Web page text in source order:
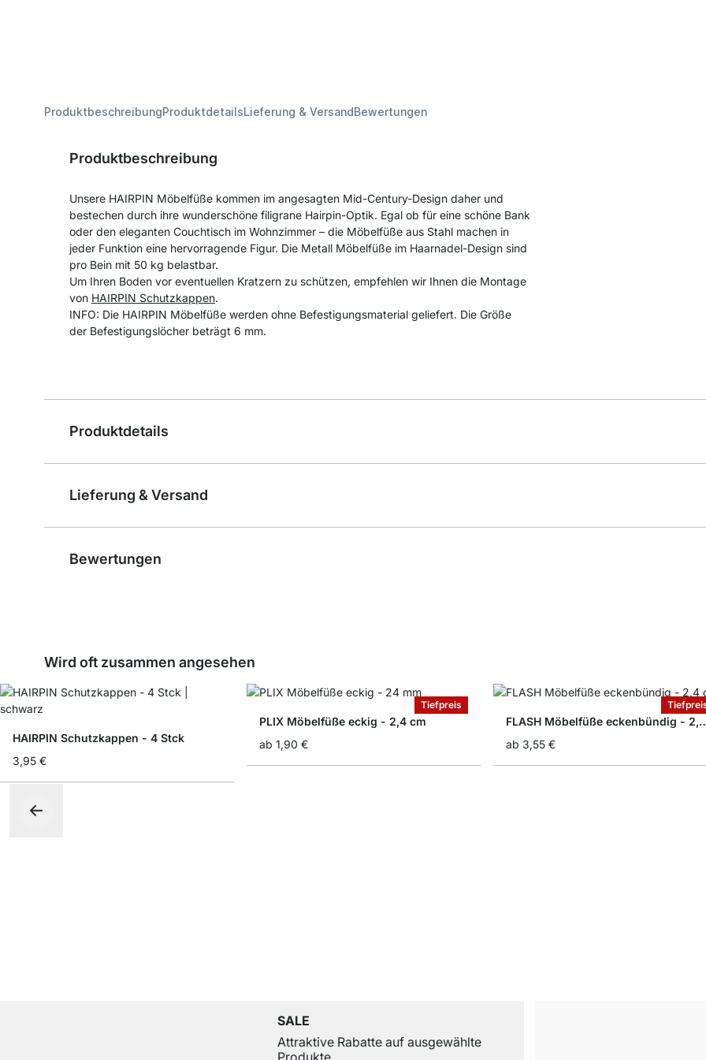
ProduktbeschreibungProduktdetailsLieferung & VersandBewertungen
Produktbeschreibung
Unsere HAIRPIN Möbelfüße kommen im angesagten Mid-Century-Design daher und
bestechen durch ihre wunderschöne filigrane Hairpin-Optik. Egal ob für eine schöne Bank
oder den eleganten Couchtisch im Wohnzimmer – die Möbelfüße aus Stahl machen in
jeder Funktion eine hervorragende Figur. Die Metall Möbelfüße im Haarnadel-Design sind
pro Bein mit 50 kg belastbar.
Um Ihren Boden vor eventuellen Kratzern zu schützen, empfehlen wir Ihnen die Montage
von HAIRPIN Schutzkappen.
INFO: Die HAIRPIN Möbelfüße werden ohne Befestigungsmaterial geliefert. Die Größe
der Befestigungslöcher beträgt 6 mm.
Produktdetails
Lieferung & Versand
Bewertungen
Wird oft zusammen angesehen
HAIRPIN Schutzkappen - 4 Stck
3,95 €
Tiefpreis
PLIX Möbelfüße eckig - 2,4 cm
ab 1,90 €
FLASH
ab 3,55 €
SALE
Attraktive Rabatte auf ausgewählte
Produkte.